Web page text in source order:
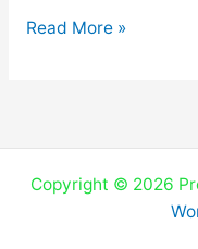
Aragón
Read More »
Copyright © 2026